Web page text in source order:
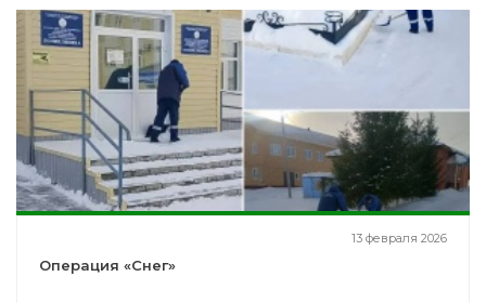
13 февраля 2026
Операция «Снег»